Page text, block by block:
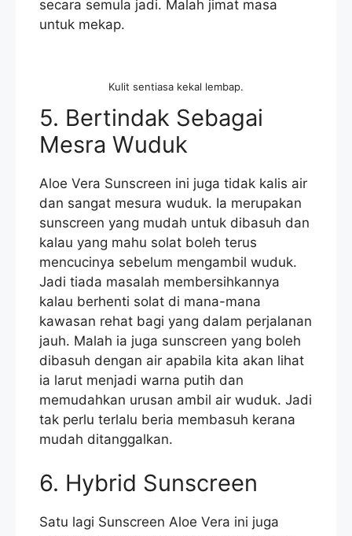
secara semula jadi. Malah jimat masa
untuk mekap.
Kulit sentiasa kekal lembap.
5. Bertindak Sebagai
Mesra Wuduk
Aloe Vera Sunscreen ini juga tidak kalis air
dan sangat mesura wuduk. Ia merupakan
sunscreen yang mudah untuk dibasuh dan
kalau yang mahu solat boleh terus
mencucinya sebelum mengambil wuduk.
Jadi tiada masalah membersihkannya
kalau berhenti solat di mana-mana
kawasan rehat bagi yang dalam perjalanan
jauh. Malah ia juga sunscreen yang boleh
dibasuh dengan air apabila kita akan lihat
ia larut menjadi warna putih dan
memudahkan urusan ambil air wuduk. Jadi
tak perlu terlalu beria membasuh kerana
mudah ditanggalkan.
6. Hybrid Sunscreen
Satu lagi Sunscreen Aloe Vera ini juga